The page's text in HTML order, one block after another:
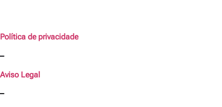
Política de privacidade
–
Aviso Legal
–